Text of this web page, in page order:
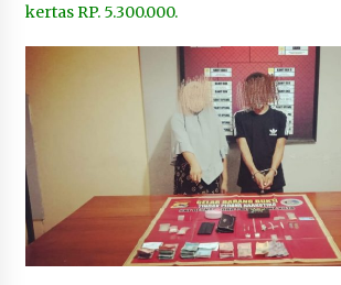
kertas RP. 5.300.000.